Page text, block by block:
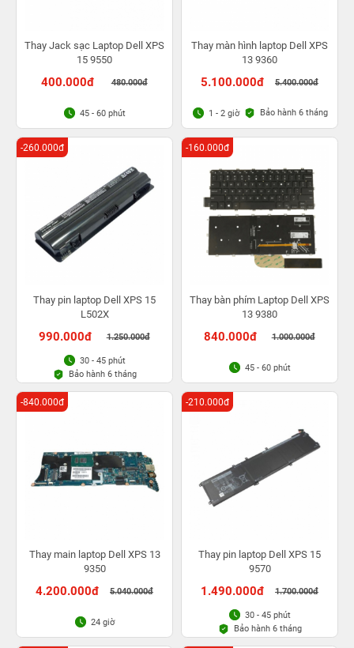
Thay Jack sạc Laptop Dell XPS
15 9550
400.000đ 480.000đ
45 - 60 phút
Thay màn hình laptop Dell XPS
13 9360
5.100.000đ 5.400.000đ
1 - 2 giờ Bảo hành 6 tháng
Thay pin laptop Dell XPS 15
L502X
990.000đ 1.250.000đ
-260.000đ
30 - 45 phút
Bảo hành 6 tháng
Thay bàn phím Laptop Dell XPS
13 9380
840.000đ 1.000.000đ
-160.000đ
45 - 60 phút
Thay main laptop Dell XPS 13
9350
4.200.000đ 5.040.000đ
-840.000đ
24 giờ
Thay pin laptop Dell XPS 15
9570
1.490.000đ 1.700.000đ
-210.000đ
30 - 45 phút
Bảo hành 6 tháng